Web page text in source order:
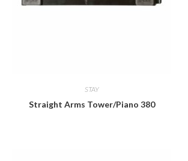
STAY
Straight Arms Tower/Piano 380